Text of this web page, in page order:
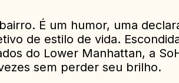
É um humor, uma
de estilo de vida.
do Lower Manhattan, a
sem perder seu brilho.